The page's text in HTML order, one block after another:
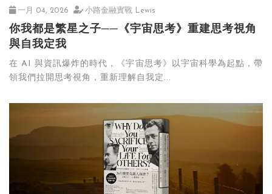
一月 04, 2026 小路金融實戰 Lewis
你我都是繁星之子──《宇宙思考》重建思考視角
與自我定我
在 AI 與資訊爆炸的時代，《宇宙思考》以宇宙科學為起點，帶
領我們拉開思考視角，重新理解自我定...